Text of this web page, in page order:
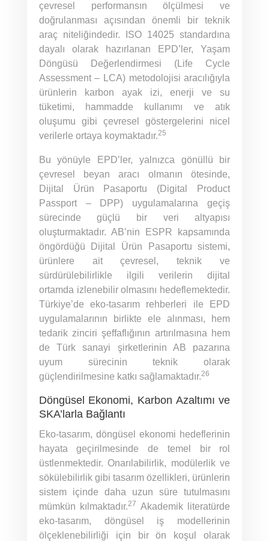
çevresel performansın ölçülmesi ve
doğrulanması açısından önemli bir teknik
araç niteliğindedir. ISO 14025 standardına
dayalı olarak hazırlanan EPD’ler, Yaşam
Döngüsü Değerlendirmesi (Life Cycle
Assessment – LCA) metodolojisi aracılığıyla
ürünlerin karbon ayak izi, enerji ve su
tüketimi, hammadde kullanımı ve atık
oluşumu gibi çevresel göstergelerini nicel
verilerle ortaya koymaktadır.25
Bu yönüyle EPD’ler, yalnızca gönüllü bir
çevresel beyan aracı olmanın ötesinde,
Dijital Ürün Pasaportu (Digital Product
Passport – DPP) uygulamalarına geçiş
sürecinde güçlü bir veri altyapısı
oluşturmaktadır. AB’nin ESPR kapsamında
öngördüğü Dijital Ürün Pasaportu sistemi,
ürünlere ait çevresel, teknik ve
sürdürülebilirlikle ilgili verilerin dijital
ortamda izlenebilir olmasını hedeflemektedir.
Türkiye’de eko-tasarım rehberleri ile EPD
uygulamalarının birlikte ele alınması, hem
tedarik zinciri şeffaflığının artırılmasına hem
de Türk sanayi şirketlerinin AB pazarına
uyum sürecinin teknik olarak
güçlendirilmesine katkı sağlamaktadır.26
Döngüsel Ekonomi, Karbon Azaltımı ve
SKA’larla Bağlantı
Eko-tasarım, döngüsel ekonomi hedeflerinin
hayata geçirilmesinde de temel bir rol
üstlenmektedir. Onarılabilirlik, modülerlik ve
sökülebilirlik gibi tasarım özellikleri, ürünlerin
sistem içinde daha uzun süre tutulmasını
mümkün kılmaktadır.27 Akademik literatürde
eko-tasarım, döngüsel iş modellerinin
ölçeklenebilirliği için bir ön koşul olarak